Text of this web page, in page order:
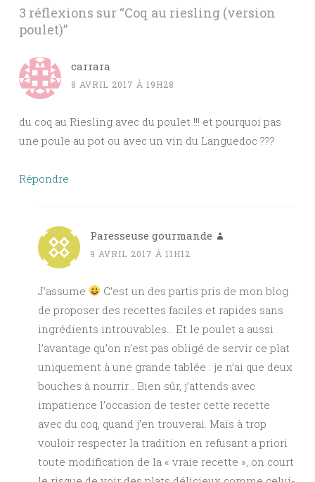
3 réflexions sur “Coq au riesling (version
poulet)”
carrara
8 AVRIL 2017 À 19H28
du coq au Riesling avec du poulet !!! et pourquoi pas
une poule au pot ou avec un vin du Languedoc ???
Répondre
Paresseuse gourmande
9 AVRIL 2017 À 11H12
J’assume
C’est un des partis pris de mon blog
de proposer des recettes faciles et rapides sans
ingrédients introuvables… Et le poulet a aussi
l’avantage qu’on n’est pas obligé de servir ce plat
uniquement à une grande tablée : je n’ai que deux
bouches à nourrir… Bien sûr, j’attends avec
impatience l’occasion de tester cette recette
avec du coq, quand j’en trouverai. Mais à trop
vouloir respecter la tradition en refusant a priori
toute modification de la « vraie recette », on court